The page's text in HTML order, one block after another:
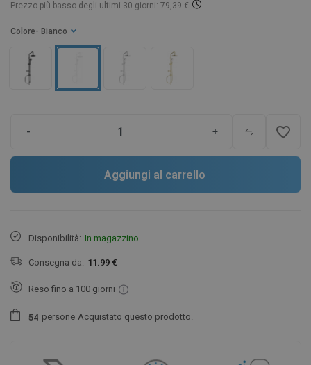
Prezzo più basso degli ultimi 30 giorni: 79,39 €
Colore - Bianco
- + favorite_border
Aggiungi al carrello
Disponibilità: In magazzino
Consegna da: 11.99 €
Reso fino a 100 giorni
54 persone Acquistato questo prodotto.